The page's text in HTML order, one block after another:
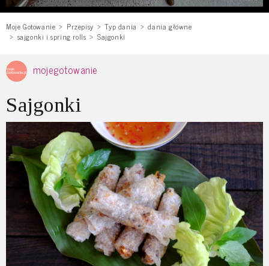
Moje Gotowanie Przepisy Typ dania
dania główne
sajgonki i spring rolls
Sajgonki
mojegotowanie
Sajgonki